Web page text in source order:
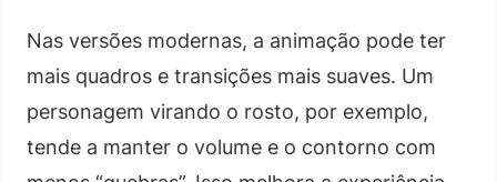
Nas versões modernas, a animação pode ter
mais quadros e transições mais suaves. Um
personagem virando o rosto, por exemplo,
tende a manter o volume e o contorno com